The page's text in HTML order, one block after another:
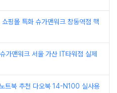
핑몰 특화 슈가맨워크 창동역점 핵
가맨워크 서울 가산 IT타워점 실제
트북 추천 다오북 14-N100 실사용